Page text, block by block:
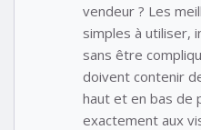
vendeur ? Les
simples à utiliser,
sans être
doivent contenir
haut et en bas de
exactement aux